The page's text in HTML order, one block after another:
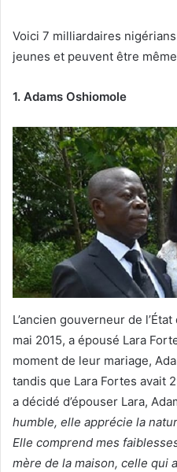
Voici 7 milliardaires
jeunes et peuvent être
1. Adams Oshiomole
L’ancien gouverneur de
mai 2015, a épousé Lara
moment de leur mariage,
tandis que Lara Fortes avait
a décidé d’épouser Lara,
humble, elle apprécie la
Elle comprend mes
mère de la maison, celle qui